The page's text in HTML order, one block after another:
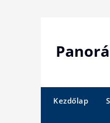
Kezdőlap